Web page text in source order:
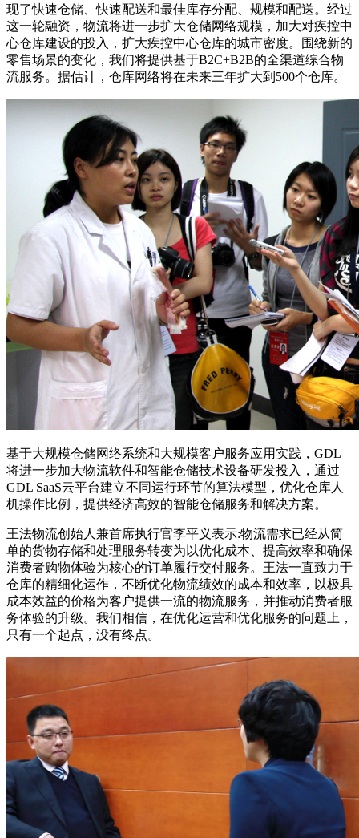
现了快速仓储、快速配送和最佳库存分配、规模和配送。经过
这一轮融资，物流将进一步扩大仓储网络规模，加大对疾控中
心仓库建设的投入，扩大疾控中心仓库的城市密度。围绕新的
零售场景的变化，我们将提供基于B2C+B2B的全渠道综合物
流服务。据估计，仓库网络将在未来三年扩大到500个仓库。
基于大规模仓储网络系统和大规模客户服务应用实践，GDL
将进一步加大物流软件和智能仓储技术设备研发投入，通过
GDL SaaS云平台建立不同运行环节的算法模型，优化仓库人
机操作比例，提供经济高效的智能仓储服务和解决方案。
王法物流创始人兼首席执行官李平义表示:物流需求已经从简
单的货物存储和处理服务转变为以优化成本、提高效率和确保
消费者购物体验为核心的订单履行交付服务。王法一直致力于
仓库的精细化运作，不断优化物流绩效的成本和效率，以极具
成本效益的价格为客户提供一流的物流服务，并推动消费者服
务体验的升级。我们相信，在优化运营和优化服务的问题上，
只有一个起点，没有终点。